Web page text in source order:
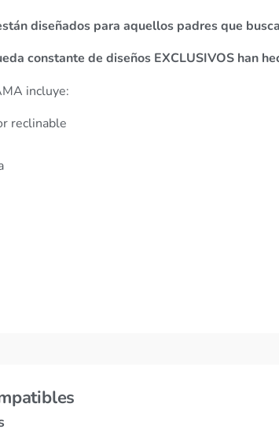
diseñados para aquellos padres que
constante de diseños EXCLUSIVOS han
incluye:
reclinable